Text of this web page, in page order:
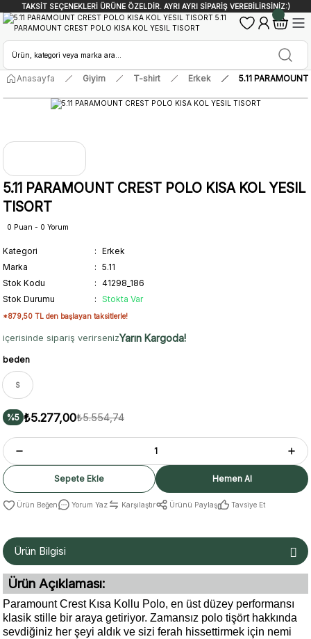
TAKSİT SEÇENEKLERİ ÜRÜNE ÖZELDİR. AYRI AYRI SİPARİŞ VEREBİLİRSİNİZ:)
Anasayfa Giyim T-shirt Erkek 5.11
5.11 PARAMOUNT CREST POLO KISA KOL YESIL
TISORT
0 Puan - 0 Yorum
Kategori
Erkek
Marka
5.11
Stok Kodu
41298_186
Stok Durumu
Stokta Var
*879,50 TL den başlayan taksitlerle!
içerisinde sipariş verirsenizYarın Kargoda!
beden
S
%5 ₺5.277,00₺5.554,74
Sepete Ekle Hemen Al
Yorum Yaz Karşılaştır Ürünü Paylaş Tavsiye Et
Ürün Bilgisi
Ürün Açıklaması:
Paramount Crest Kısa Kollu Polo, en üst düzey performansı
klasik stille bir araya getiriyor. Zamansız polo tişört hakkında
sevdiğiniz her şeyi aldık ve sizi ferah hissettirmek için nemi